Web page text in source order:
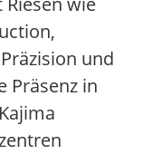
und
Präsenz in